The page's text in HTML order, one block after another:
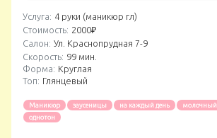
Услуга: 4 руки (маникюр гл)
Стоимость: 2000₽
Салон: Ул. Краснопрудная 7-9
Скорость: 99 мин.
Форма: Круглая
Топ: Глянцевый
Маникюр заусеницы на каждый день молочный
однотон